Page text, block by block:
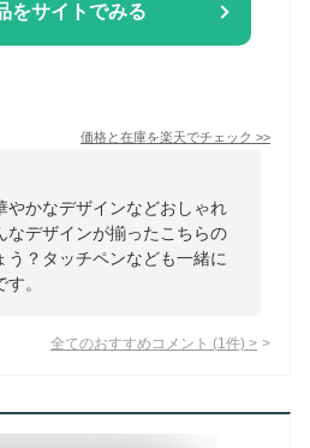
をサイトでみる
価格と在庫を楽天でチェック >>
やかなデザインなどおしゃれ
なデザインが揃ったこちらの
う？タッチペンなども一緒に
。
全てのおすすめコメント (1 件) >